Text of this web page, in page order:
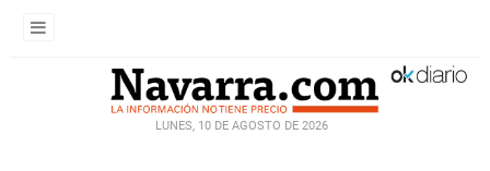
LUNES, 10 DE AGOSTO DE 2026